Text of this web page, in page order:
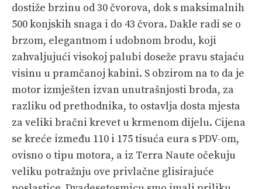
dostiže brzinu od 30 čvorova, dok s maksimalnih
500 konjskih snaga i do 43 čvora. Dakle radi se o
brzom, elegantnom i udobnom brodu, koji
zahvaljujući visokoj palubi doseže pravu stajaću
visinu u pramčanoj kabini. S obzirom na to da je
motor izmješten izvan unutrašnjosti broda, za
razliku od prethodnika, to ostavlja dosta mjesta
za veliki bračni krevet u krmenom dijelu. Cijena
se kreće između 110 i 175 tisuća eura s PDV-om,
ovisno o tipu motora, a iz Terra Naute očekuju
veliku potražnju ove privlačne glisirajuće